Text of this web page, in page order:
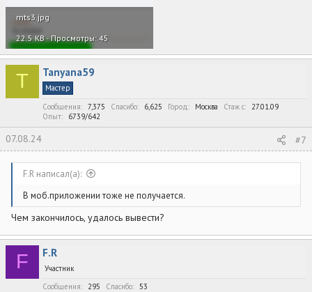
mts3.jpg
22.5 KB · Просмотры: 45
T Tanyana59
Мастер
Сообщения
7,375 Спасибо 6,625 Город Москва Стаж c
27.01.09
Опыт
6739/642
07.08.24 #7
F.R написал(а):
В моб.приложении тоже не получается.
Чем закончилось, удалось вывести?
F F.R
Участник
Сообщения
295 Спасибо 53